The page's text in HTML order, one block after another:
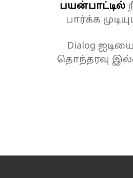
பயன்பாட்டில்
பார்க்க
Dialog
தொந்தரவு